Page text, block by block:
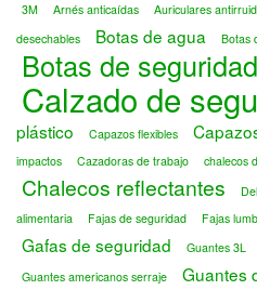
3M Arnés anticaídas Auriculares
desechables
Botas de agua Botas
Botas de seguridad
Calzado de
plástico
Capazos flexibles
impactos
Cazadoras de trabajo chalecos
Chalecos reflectantes
alimentaria
Fajas de seguridad Fajas
Gafas de seguridad Guantes 3L
Guantes americanos serraje
Guantes